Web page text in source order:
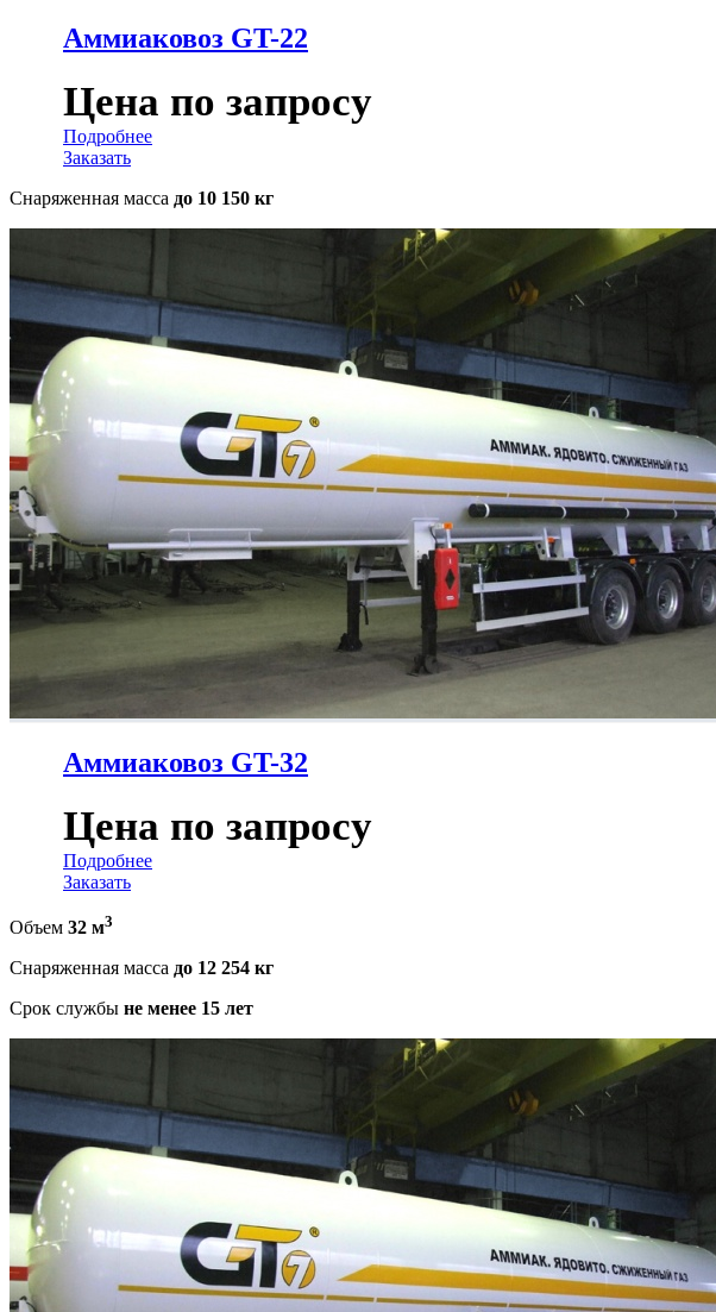
Аммиаковоз GT-22
Цена по запросу
Подробнее
Заказать
Снаряженная масса до 10 150 кг
Аммиаковоз GT-32
Цена по запросу
Подробнее
Заказать
Объем 32 м3
Снаряженная масса до 12 254 кг
Срок службы не менее 15 лет